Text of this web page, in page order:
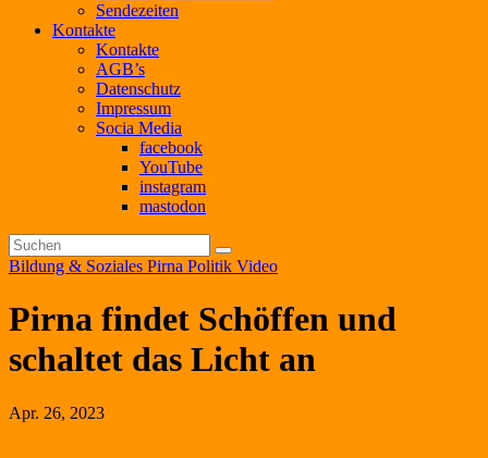
Sendezeiten
Kontakte
Kontakte
AGB’s
Datenschutz
Impressum
Socia Media
facebook
YouTube
instagram
mastodon
Bildung & Soziales Pirna Politik Video
Pirna findet Schöffen und
schaltet das Licht an
Apr. 26, 2023